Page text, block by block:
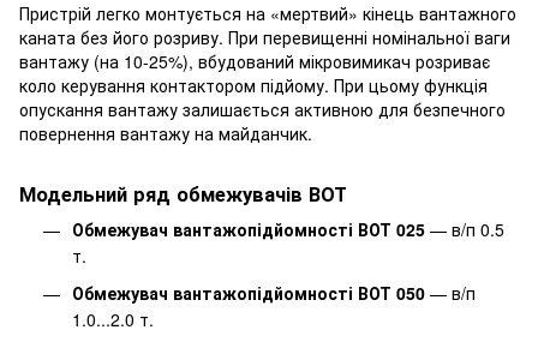
Пристрій легко монтується на «мертвий» кінець вантажного
каната без його розриву. При перевищенні номінальної ваги
вантажу (на 10-25%), вбудований мікровимикач розриває
коло керування контактором підйому. При цьому функція
опускання вантажу залишається активною для безпечного
повернення вантажу на майданчик.
Модельний ряд обмежувачів ВОТ
Обмежувач вантажопідйомності ВОТ 025 — в/п 0.5
т.
Обмежувач вантажопідйомності ВОТ 050 — в/п
1.0...2.0 т.